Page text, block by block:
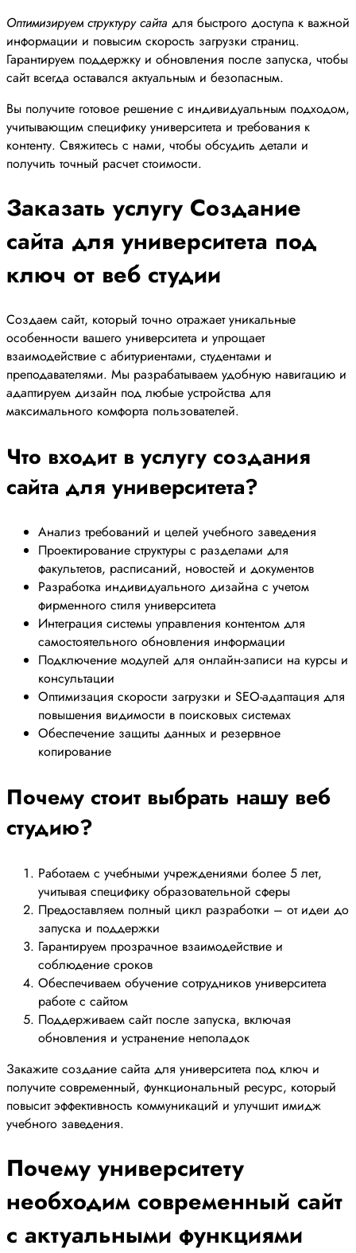
Оптимизируем структуру сайта для быстрого доступа к важной
информации и повысим скорость загрузки страниц.
Гарантируем поддержку и обновления после запуска, чтобы
сайт всегда оставался актуальным и безопасным.
Вы получите готовое решение с индивидуальным подходом,
учитывающим специфику университета и требования к
контенту. Свяжитесь с нами, чтобы обсудить детали и
получить точный расчет стоимости.
Заказать услугу Создание
сайта для университета под
ключ от веб студии
Создаем сайт, который точно отражает уникальные
особенности вашего университета и упрощает
взаимодействие с абитуриентами, студентами и
преподавателями. Мы разрабатываем удобную навигацию и
адаптируем дизайн под любые устройства для
максимального комфорта пользователей.
Что входит в услугу создания
сайта для университета?
Анализ требований и целей учебного заведения
Проектирование структуры с разделами для
факультетов, расписаний, новостей и документов
Разработка индивидуального дизайна с учетом
фирменного стиля университета
Интеграция системы управления контентом для
самостоятельного обновления информации
Подключение модулей для онлайн-записи на курсы и
консультации
Оптимизация скорости загрузки и SEO-адаптация для
повышения видимости в поисковых системах
Обеспечение защиты данных и резервное
копирование
Почему стоит выбрать нашу веб
студию?
Работаем с учебными учреждениями более 5 лет,
учитывая специфику образовательной сферы
Предоставляем полный цикл разработки – от идеи до
запуска и поддержки
Гарантируем прозрачное взаимодействие и
соблюдение сроков
Обеспечиваем обучение сотрудников университета
работе с сайтом
Поддерживаем сайт после запуска, включая
обновления и устранение неполадок
Закажите создание сайта для университета под ключ и
получите современный, функциональный ресурс, который
повысит эффективность коммуникаций и улучшит имидж
учебного заведения.
Почему университету
необходим современный сайт
с актуальными функциями